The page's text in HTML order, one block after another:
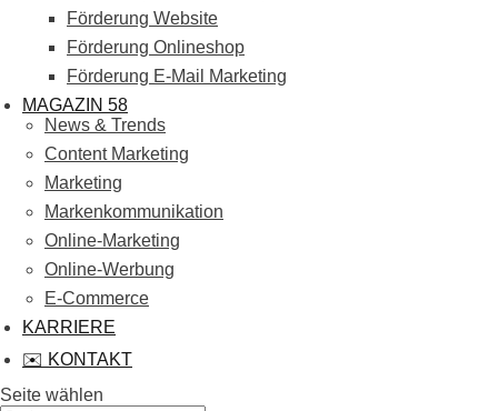
Förderung Website
Förderung Onlineshop
Förderung E-Mail Marketing
MAGAZIN 58
News & Trends
Content Marketing
Marketing
Markenkommunikation
Online-Marketing
Online-Werbung
E-Commerce
KARRIERE
✉️ KONTAKT
Seite wählen